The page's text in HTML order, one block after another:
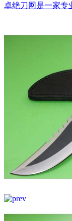
卓绝刀网是一家专